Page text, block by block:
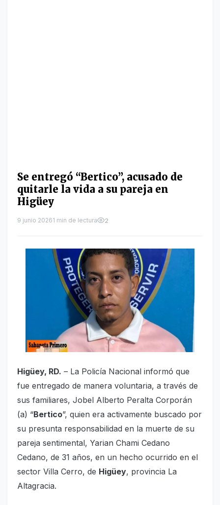
Se entregó “Bertico”, acusado de
quitarle la vida a su pareja en
Higüey
9 junio 20261 min de lectura 2
Higüey, RD. – La Policía Nacional informó que
fue entregado de manera voluntaria, a través de
sus familiares, Jobel Alberto Peralta Corporán
(a) “Bertico”, quien era activamente buscado por
su presunta responsabilidad en la muerte de su
pareja sentimental, Yarian Chami Cedano
Cedano, de 31 años, en un hecho ocurrido en el
sector Villa Cerro, de Higüey, provincia La
Altagracia.